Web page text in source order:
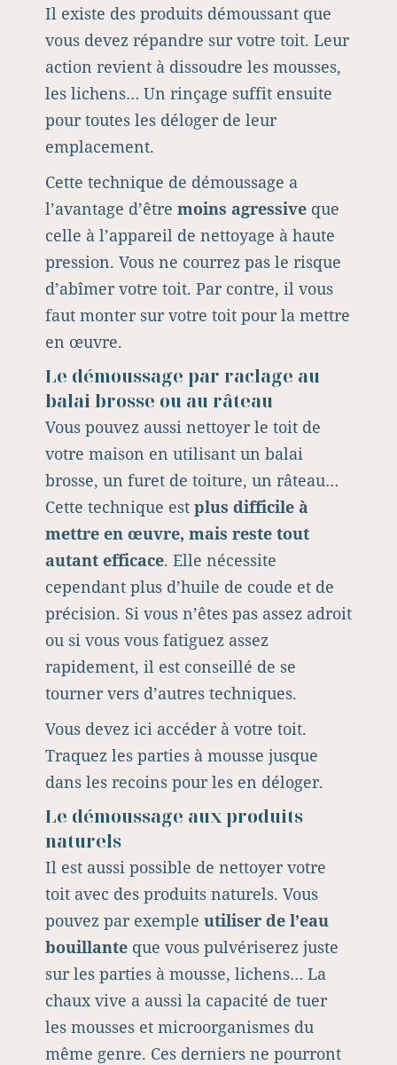
Il existe des produits démoussant que
vous devez répandre sur votre toit. Leur
action revient à dissoudre les mousses,
les lichens… Un rinçage suffit ensuite
pour toutes les déloger de leur
emplacement.
Cette technique de démoussage a
l’avantage d’être moins agressive que
celle à l’appareil de nettoyage à haute
pression. Vous ne courrez pas le risque
d’abîmer votre toit. Par contre, il vous
faut monter sur votre toit pour la mettre
en œuvre.
Le démoussage par raclage au
balai brosse ou au râteau
Vous pouvez aussi nettoyer le toit de
votre maison en utilisant un balai
brosse, un furet de toiture, un râteau…
Cette technique est plus difficile à
mettre en œuvre, mais reste tout
autant efficace. Elle nécessite
cependant plus d’huile de coude et de
précision. Si vous n’êtes pas assez adroit
ou si vous vous fatiguez assez
rapidement, il est conseillé de se
tourner vers d’autres techniques.
Vous devez ici accéder à votre toit.
Traquez les parties à mousse jusque
dans les recoins pour les en déloger.
Le démoussage aux produits
naturels
Il est aussi possible de nettoyer votre
toit avec des produits naturels. Vous
pouvez par exemple utiliser de l’eau
bouillante que vous pulvériserez juste
sur les parties à mousse, lichens… La
chaux vive a aussi la capacité de tuer
les mousses et microorganismes du
même genre. Ces derniers ne pourront